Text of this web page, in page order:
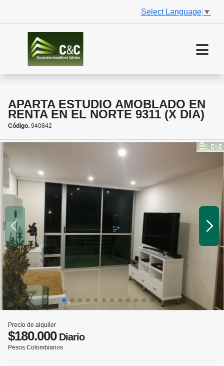
Select Language ▼
APARTA ESTUDIO AMOBLADO EN
RENTA EN EL NORTE 9311 (X DIA)
Código. 940842
Precio de alquiler
$180.000Diario
Pesos Colombianos